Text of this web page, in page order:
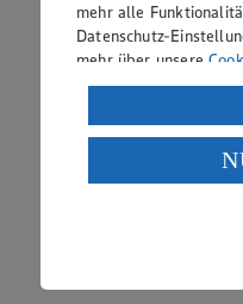
mehr alle
Datenschutz-
mehr über unsere
Verarbeitung deiner
Wenn du auf
ein, dass deine
einem nach
Risiko eines Zugriffs